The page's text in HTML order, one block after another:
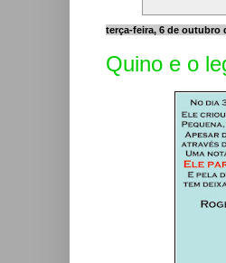
terça-feira, 6 de outubro
Quino e o